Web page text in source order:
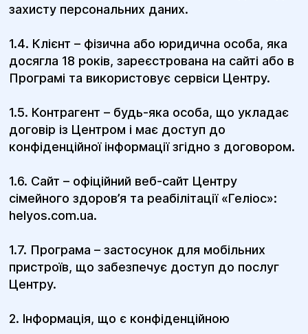
захисту персональних даних.
1.4. Клієнт – фізична або юридична особа, яка
досягла 18 років, зареєстрована на сайті або в
Програмі та використовує сервіси Центру.
1.5. Контрагент – будь-яка особа, що укладає
договір із Центром і має доступ до
конфіденційної інформації згідно з договором.
1.6. Сайт – офіційний веб-сайт Центру
сімейного здоров’я та реабілітації «Геліос»:
helyos.com.ua.
1.7. Програма – застосунок для мобільних
пристроїв, що забезпечує доступ до послуг
Центру.
2. Інформація, що є конфіденційною